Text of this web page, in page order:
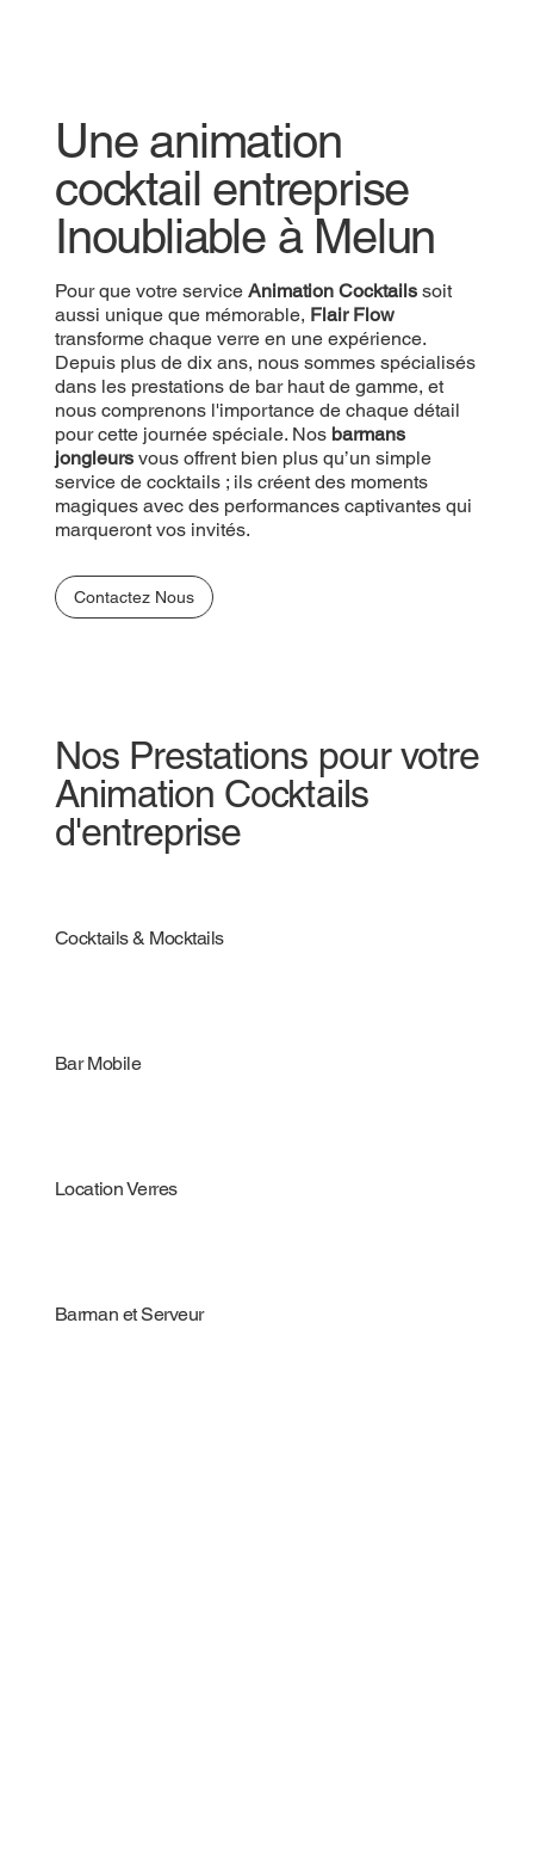
Une animation
cocktail entreprise
Inoubliable à Melun
Pour que votre service Animation Cocktailssoit
aussi unique que mémorable, Flair Flow
transforme chaque verre en une expérience.
Depuis plus de dix ans, nous sommes spécialisés
dans les prestations de bar haut de gamme, et
nous comprenons l'importance de chaque détail
pour cette journée spéciale. Nos barmans
jongleursvous offrent bien plus qu’un simple
service de cocktails ; ils créent des moments
magiques avec des performances captivantes qui
marqueront vos invités.
Contactez Nous
Nos Prestations pour votre
Animation Cocktails
d'entreprise
Cocktails & Mocktails
Bar Mobile
Location Verres
Barman et Serveur